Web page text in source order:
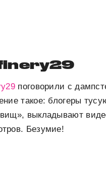
поговорили с
такое: блогеры
выкладывают
Безумие!